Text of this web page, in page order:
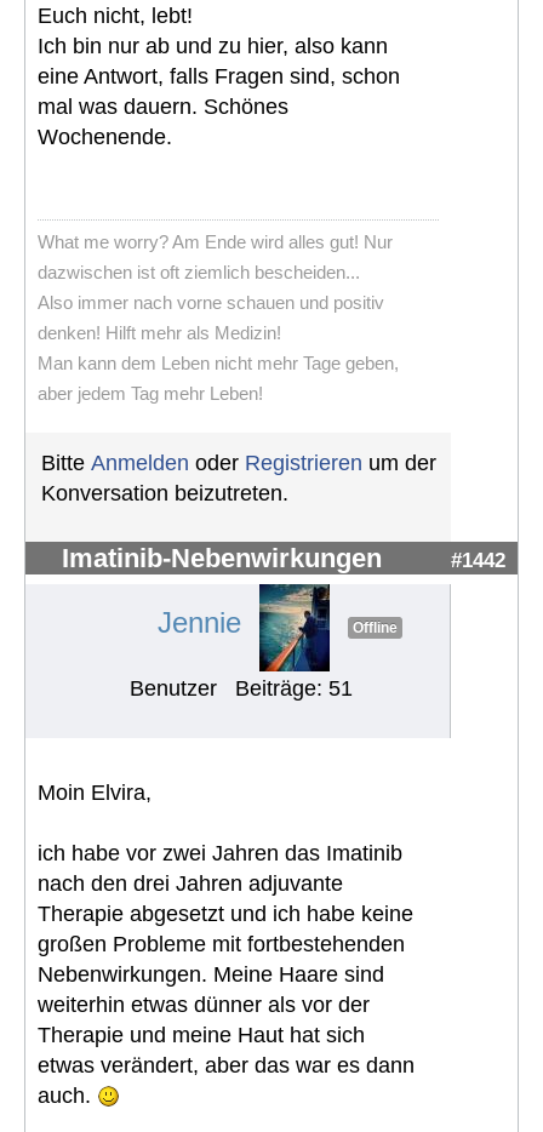
Euch nicht, lebt!
Ich bin nur ab und zu hier, also kann
eine Antwort, falls Fragen sind, schon
mal was dauern. Schönes
Wochenende.
What me worry? Am Ende wird alles gut! Nur
dazwischen ist oft ziemlich bescheiden...
Also immer nach vorne schauen und positiv
denken! Hilft mehr als Medizin!
Man kann dem Leben nicht mehr Tage geben,
aber jedem Tag mehr Leben!
Bitte Anmelden oder Registrieren um der
Konversation beizutreten.
Imatinib-Nebenwirkungen #1442
Jennie Offline
Benutzer Beiträge: 51
Moin Elvira,
ich habe vor zwei Jahren das Imatinib
nach den drei Jahren adjuvante
Therapie abgesetzt und ich habe keine
großen Probleme mit fortbestehenden
Nebenwirkungen. Meine Haare sind
weiterhin etwas dünner als vor der
Therapie und meine Haut hat sich
etwas verändert, aber das war es dann
auch.